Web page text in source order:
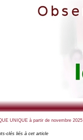
UNIQUE à partir de novembre 2025
clés liés à cet article